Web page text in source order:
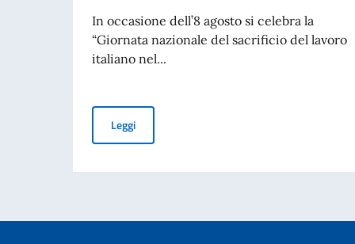
In occasione dell’8 agosto si celebra la
“Giornata nazionale del sacrificio del lavoro
italiano nel...
Leggi70° ANNIVERSARIO DELLA TRAGEDIA DI